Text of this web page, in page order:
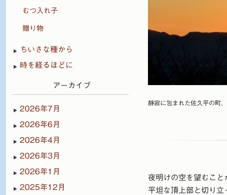
静寂に包まれた佐久平の町
夜明けの空を望むこ
平坦な頂上部と切り立
むつ入れ子
贈り物
ちいさな種から
時を経るほどに
アーカイブ
2026年7月
2026年6月
2026年4月
2026年3月
2026年1月
2025年12月